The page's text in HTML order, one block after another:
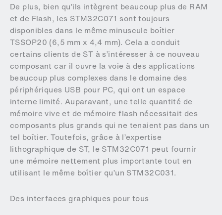
De plus, bien qu’ils intègrent beaucoup plus de RAM
et de Flash, les STM32C071 sont toujours
disponibles dans le même minuscule boîtier
TSSOP20 (6,5 mm x 4,4 mm). Cela a conduit
certains clients de ST à s’intéresser à ce nouveau
composant car il ouvre la voie à des applications
beaucoup plus complexes dans le domaine des
périphériques USB pour PC, qui ont un espace
interne limité. Auparavant, une telle quantité de
mémoire vive et de mémoire flash nécessitait des
composants plus grands qui ne tenaient pas dans un
tel boîtier. Toutefois, grâce à l’expertise
lithographique de ST, le STM32C071 peut fournir
une mémoire nettement plus importante tout en
utilisant le même boîtier qu’un STM32C031.
Des interfaces graphiques pour tous